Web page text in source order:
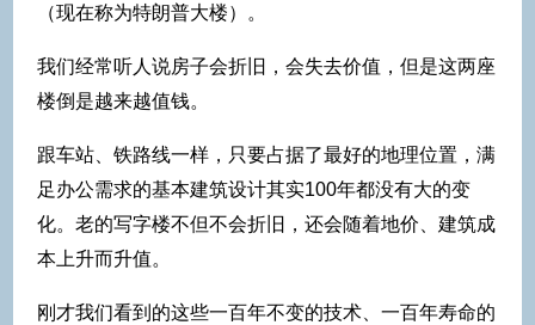
（现在称为特朗普大楼）。
我们经常听人说房子会折旧，会失去价值，但是这两座
楼倒是越来越值钱。
跟车站、铁路线一样，只要占据了最好的地理位置，满
足办公需求的基本建筑设计其实100年都没有大的变
化。老的写字楼不但不会折旧，还会随着地价、建筑成
本上升而升值。
刚才我们看到的这些一百年不变的技术、一百年寿命的